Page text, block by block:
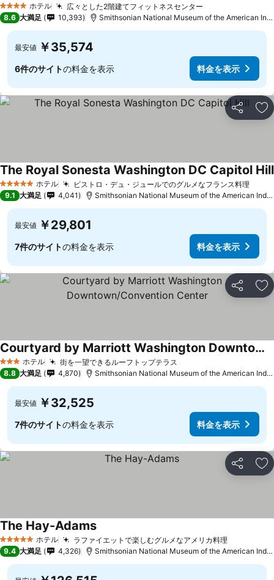
4 ホテルのランク
ホテル 広々とした2階建てフィットネスセンター
8.6 大満足 10,393 Smithsonian National Museum of the American Indianまで1.9 km
最安値 ￥35,574
6件のサイトの料金を表示 料金を表示
シェア お
5 ホテルのランク
ホテル ビストロ・デュ・ジュールでのグルメなフランス料理
The Royal Sonesta Washington DC Capitol Hill
9.1 大満足 4,041 Smithsonian National Museum of the American Indianまで1.2 km
最安値 ￥29,801
7件のサイトの料金を表示 料金を表示
シェア お
3 ホテルのランク
ホテル 街を一望できるルーフトップテラス
Courtyard by Marriott Washington Downtown/Convention Center
8.8 大満足 4,870 Smithsonian National Museum of the American Indianまで1.9 km
最安値 ￥32,525
7件のサイトの料金を表示 料金を表示
シェア お
5 ホテルのランク
ホテル ラファイエットで楽しむグルメなアメリカ料理
The Hay-Adams
9.4 大満足 4,326 Smithsonian National Museum of the American Indianまで2.2 km